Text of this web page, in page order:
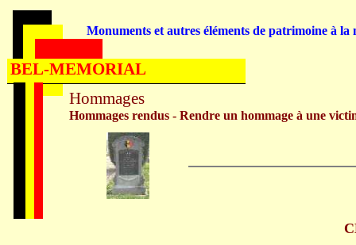
Hommages
Hommages rendus - Rendre un hommage à une
Monuments et autres éléments de patrimoine à la
BEL-MEMORIAL